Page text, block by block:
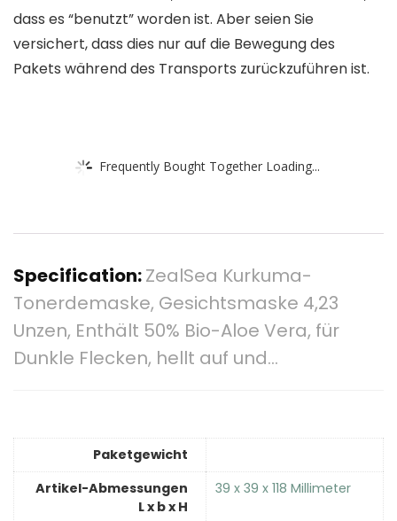
dass es “benutzt” worden ist. Aber seien Sie
versichert, dass dies nur auf die Bewegung des
Pakets während des Transports zurückzuführen ist.
Frequently Bought Together Loading...
Specification:ZealSea Kurkuma-
Tonerdemaske, Gesichtsmaske 4,23
Unzen, Enthält 50% Bio-Aloe Vera, für
Dunkle Flecken, hellt auf und…
Paketgewicht
Artikel-Abmessungen
L x b x H
‎39 x 39 x 118 Millimeter